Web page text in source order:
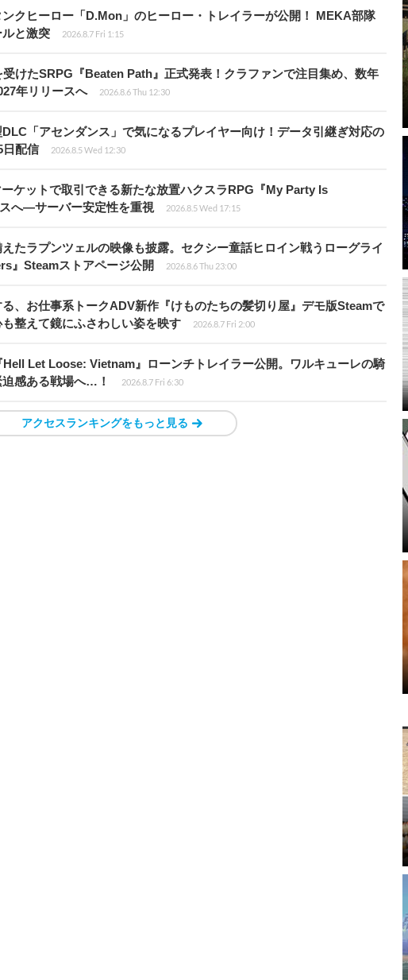
ンクヒーロー「D.Mon」のヒーロー・トレイラーが公開！ MEKA部隊
と激突
2026.8.7 Fri 1:15
受けたSRPG『Beaten Path』正式発表！クラファンで注目集め、数年
年リリースへ
2026.8.6 Thu 12:30
DLC「アセンダンス」で気になるプレイヤー向け！データ引継ぎ対応の
日配信
2026.8.5 Wed 12:30
ケットで取引できる新たな放置ハクスラRPG『My Party Is
へ―サーバー安定性を重視
2026.8.5 Wed 17:15
たラプンツェルの映像も披露。セクシー童話ヒロイン戦うローグライ
』Steamストアページ公開
2026.8.6 Thu 23:00
、お仕事系トークADV新作『けものたちの髪切り屋』デモ版Steamで
整えて鏡にふさわしい姿を映す
2026.8.7 Fri 2:00
Let Loose: Vietnam』ローンチトレイラー公開。ワルキューレの騎
感ある戦場へ…！
2026.8.7 Fri 6:30
アクセスランキングをもっと見る